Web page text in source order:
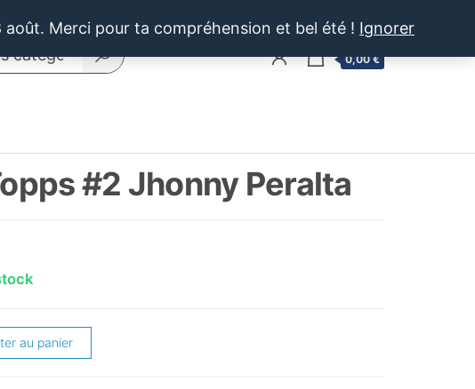
août. Merci pour ta compréhension et bel été ! Ignorer
0,00 €
#2 Jhonny Peralta
au panier